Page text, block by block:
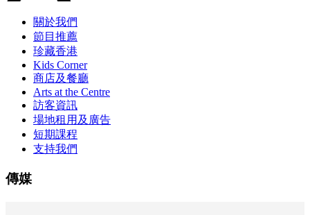
關於我們
節目推薦
珍藏香港
Kids Corner
商店及餐廳
Arts at the Centre
訪客資訊
場地租用及廣告
短期課程
支持我們
傳媒